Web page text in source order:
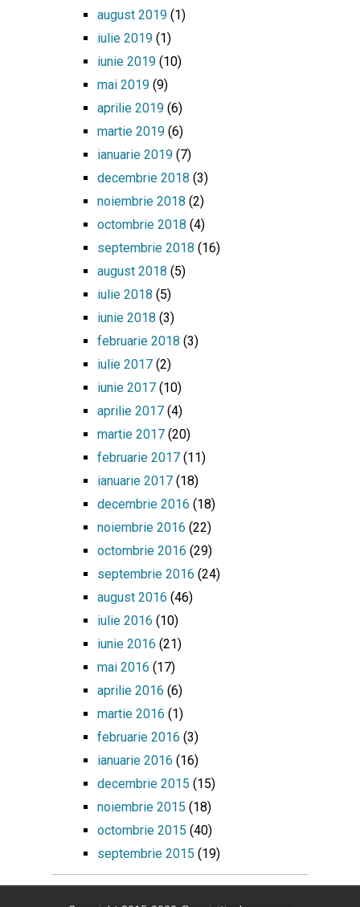
august 2019(1)
iulie 2019(1)
iunie 2019(10)
mai 2019(9)
aprilie 2019(6)
martie 2019(6)
ianuarie 2019(7)
decembrie 2018 (3)
noiembrie 2018 (2)
octombrie 2018 (4)
septembrie 2018 (16)
august 2018 (5)
iulie 2018 (5)
iunie 2018 (3)
februarie 2018 (3)
iulie 2017(2)
iunie 2017(10)
aprilie 2017(4)
martie 2017(20)
februarie 2017(11)
ianuarie 2017(18)
decembrie 2016 (18)
noiembrie 2016 (22)
octombrie 2016 (29)
septembrie 2016 (24)
august 2016 (46)
iulie 2016 (10)
iunie 2016 (21)
mai 2016 (17)
aprilie 2016 (6)
martie 2016 (1)
februarie 2016 (3)
ianuarie 2016 (16)
decembrie 2015 (15)
noiembrie 2015 (18)
octombrie 2015 (40)
septembrie 2015 (19)